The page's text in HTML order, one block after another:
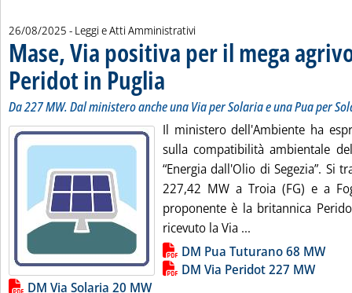
26/08/2025 - Leggi e Atti Amministrativi
Mase, Via positiva per il mega
Peridot in Puglia . Sottotitolo: Da 227 MW. Dal ministero anche
. Pubblicata martedì 26 agosto 2025 alle 11.15.
Da 227 MW. Dal ministero anche una Via per Solaria e una Pua per
Il ministero dell'Ambiente ha
sulla compatibilità ambientale
“Energia dall'Olio di Segezia”. Si
227,42 MW a Troia (FG) e a
proponente è la britannica
ricevuto la Via ...
Lista allegati PDF alla notiziaDM Pua Tuturano 68 MW
DM Via Peridot 227 MW
DM Via Solaria 20 MW